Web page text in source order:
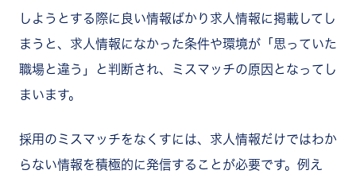
しようとする際に良い情報ばかり求人情報に掲載してし
まうと、求人情報になかった条件や環境が「思っていた
職場と違う」と判断され、ミスマッチの原因となってし
まいます。
採用のミスマッチをなくすには、求人情報だけではわか
らない情報を積極的に発信することが必要です。例え